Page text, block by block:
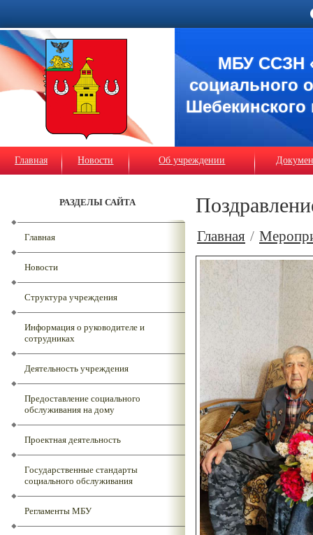
МБУ ССЗН
социального
Шебекинского
Главная Новости Об учреждении
РАЗДЕЛЫ САЙТА
Главная
Новости
Структура учреждения
Информация о руководителе и
сотрудниках
Деятельность учреждения
Предоставление социального
обслуживания на дому
Проектная деятельность
Государственные стандарты
социального обслуживания
Регламенты МБУ
Главная /